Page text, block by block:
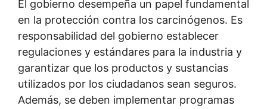
El gobierno desempeña un papel fundamental
en la protección contra los carcinógenos. Es
responsabilidad del gobierno establecer
regulaciones y estándares para la industria y
garantizar que los productos y sustancias
utilizados por los ciudadanos sean seguros.
Además, se deben implementar programas